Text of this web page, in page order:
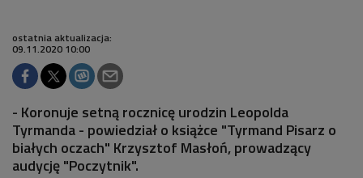
ostatnia aktualizacja:
09.11.2020 10:00
- Koronuje setną rocznicę urodzin Leopolda
Tyrmanda - powiedział o książce "Tyrmand Pisarz o
białych oczach" Krzysztof Masłoń, prowadzący
audycję "Poczytnik".